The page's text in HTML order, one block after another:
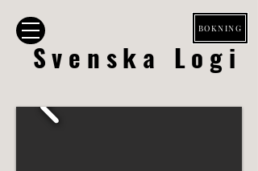
BOKNING
Svenska Logi